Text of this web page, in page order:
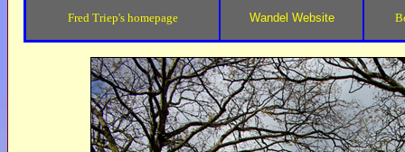
Fred Triep's homepage Wandel Website